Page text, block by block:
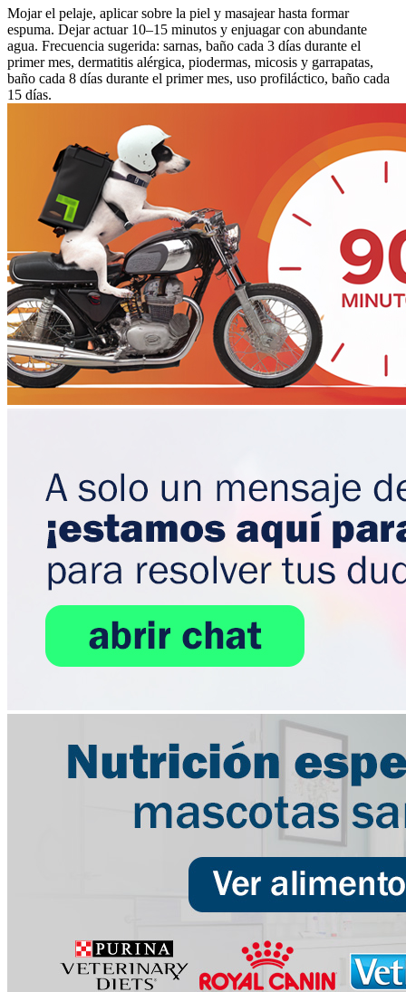
Mojar el pelaje, aplicar sobre la piel y masajear hasta formar
espuma. Dejar actuar 10–15 minutos y enjuagar con abundante
agua. Frecuencia sugerida: sarnas, baño cada 3 días durante el
primer mes, dermatitis alérgica, piodermas, micosis y garrapatas,
baño cada 8 días durante el primer mes, uso profiláctico, baño cada
15 días.